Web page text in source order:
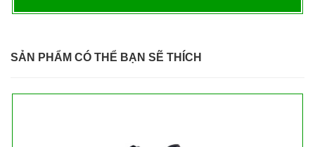
SẢN PHẨM CÓ THỂ BẠN SẼ THÍCH